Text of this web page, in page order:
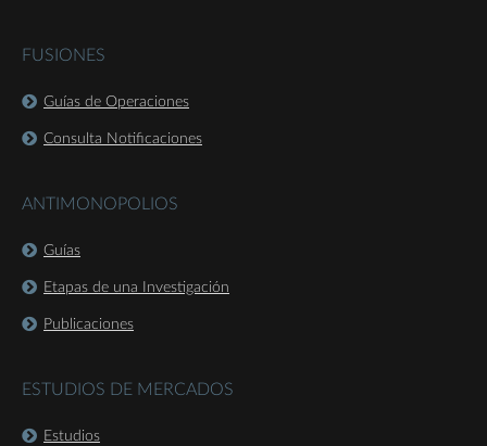
FUSIONES
Guías de Operaciones
Consulta Notificaciones
ANTIMONOPOLIOS
Guías
Etapas de una Investigación
Publicaciones
ESTUDIOS DE MERCADOS
Estudios